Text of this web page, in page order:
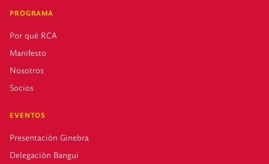
PROGRAMA
Por qué RCA
Manifesto
Nosotros
Socios
EVENTOS
Presentación Ginebra
Delegación Bangui